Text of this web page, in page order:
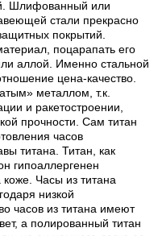
Шлифованный или
стали прекрасно
покрытий.
поцарапать его
аллой. Именно стальной
цена-качество.
металлом, т.к.
и ракетостроении,
прочности. Сам титан
часов
титана. Титан, как
гипоаллергенен
Часы из титана
низкой
часов из титана имеют
а полированный титан